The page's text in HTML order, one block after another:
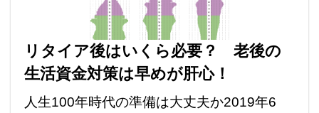
リタイア後はいくら必要？ 老後の
生活資金対策は早めが肝心！
人生100年時代の準備は大丈夫か2019年6